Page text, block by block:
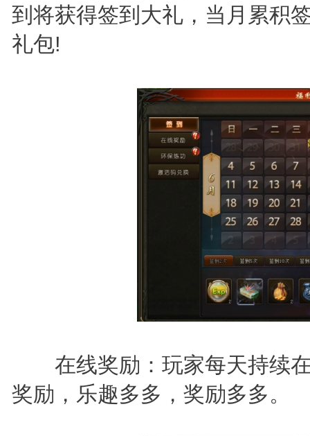
到将获得签到大礼，当月累积
礼包!
在线奖励：玩家每天持续在
奖励，乐趣多多，奖励多多。